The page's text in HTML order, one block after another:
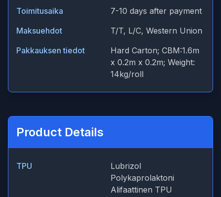
Toimitusaika
7-10 days after payment
Maksuehdot
T/T, L/C, Western Union
Pakkauksen tiedot
Hard Carton; CBM:1.6m
x 0.2m x 0.2m; Weight:
14kg/roll
Product Details
TPU
Lubrizol
Polykaprolaktoni
Alifaattinen TPU